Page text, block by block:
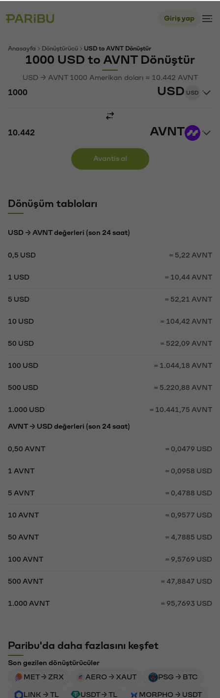
Giriş yap
Anasayfa Dönüştürücü USD to AVNT Dönüştür
1000 USD to AVNT Dönüştür
USD → AVNT 1000 Amerikan doları ≈ 10.442 AVNT
USD USD
AVNT
Avantis al
Dönüşüm tabloları
USD → AVNT değerleri (son 24 saat)
0,5 USD = 5,22 AVNT
1 USD = 10,44 AVNT
5 USD = 52,21 AVNT
10 USD = 104,42 AVNT
50 USD = 522,09 AVNT
100 USD = 1.044,18 AVNT
500 USD = 5.220,88 AVNT
1.000 USD = 10.441,75 AVNT
AVNT → USD değerleri (son 24 saat)
0,50 AVNT = 0,0479 USD
1 AVNT = 0,0958 USD
5 AVNT = 0,4788 USD
10 AVNT = 0,9577 USD
50 AVNT = 4,7885 USD
100 AVNT = 9,5769 USD
500 AVNT = 47,8847 USD
1.000 AVNT = 95,7693 USD
Paribu'da daha fazlasını keşfet
Son gezilen dönüştürücüler
MET → ZRX
AERO → XAUT PSG → BTC
LINK → TL USDT → TL MORPHO → USDT